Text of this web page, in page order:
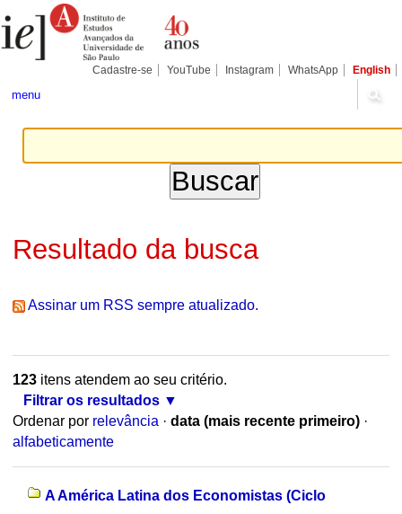
para
conteúdo.
Pessoais
Cadastre-se YouTube Instagram WhatsApp English
menu
Resultado da busca
Assinar um RSS sempre atualizado.
123itens atendem ao seu critério.
Filtrar os resultados
Ordenar por relevância · data (mais recente primeiro) ·
alfabeticamente
A América Latina dos Economistas (Ciclo